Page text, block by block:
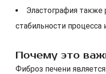
Эластография
стабильности
Почему это
Фиброз печени